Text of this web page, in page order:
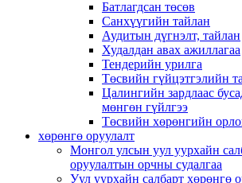
Батлагдсан төсөв
Санхүүгийн тайлан
Аудитын дүгнэлт, тайлан
Худалдан авах ажиллагаа
Тендерийн урилга
Төсвийн гүйцэтгэлийн
Цалингийн зардлаас
мөнгөн гүйлгээ
Төсвийн хөрөнгийн
хөрөнгө оруулалт
Монгол улсын уул уурхайн
оруулалтын орчны судалгаа
Уул уурхайн салбарт хөрөнгө